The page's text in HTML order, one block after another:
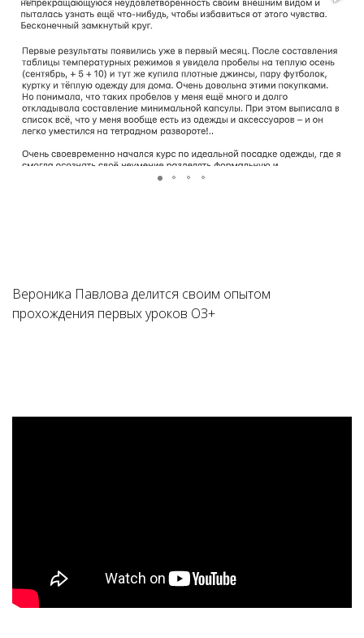
Вероника Павлова делится своим опытом
прохождения первых уроков ОЗ+